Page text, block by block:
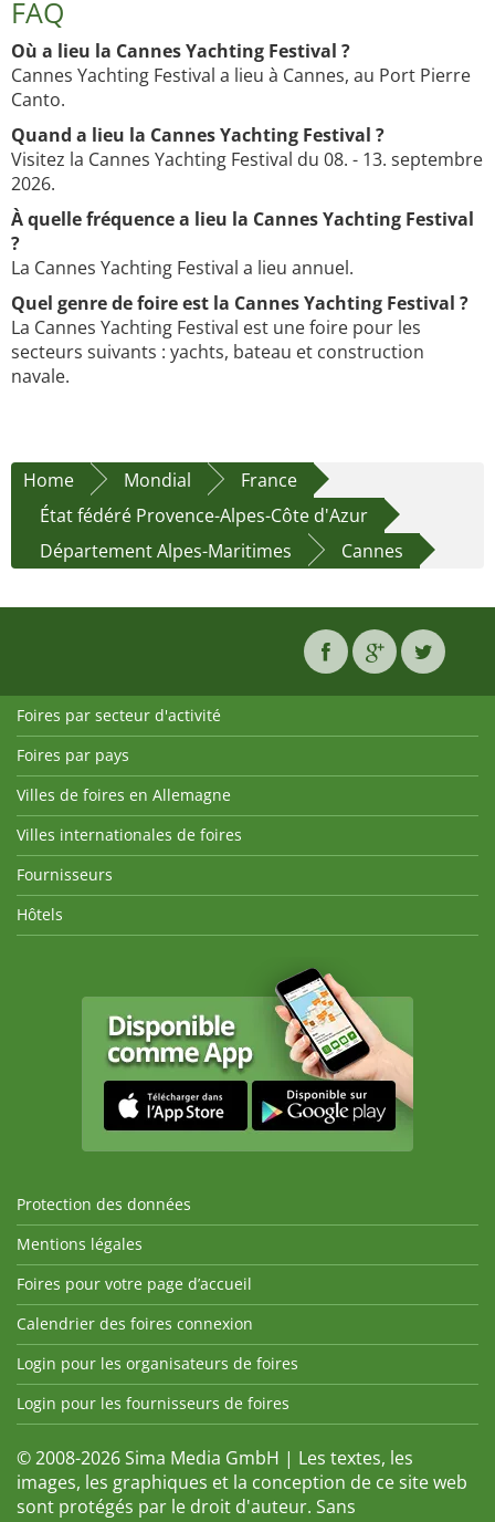
FAQ
Où a lieu la Cannes Yachting Festival ?
Cannes Yachting Festival a lieu à Cannes, au Port Pierre
Canto.
Quand a lieu la Cannes Yachting Festival ?
Visitez la Cannes Yachting Festival du 08. - 13. septembre
2026.
À quelle fréquence a lieu la Cannes Yachting Festival
?
La Cannes Yachting Festival a lieu annuel.
Quel genre de foire est la Cannes Yachting Festival ?
La Cannes Yachting Festival est une foire pour les
secteurs suivants : yachts, bateau et construction
navale.
Home Mondial
France
État fédéré Provence-Alpes-Côte d'Azur
Département Alpes-Maritimes
Cannes
Foires par secteur d'activité
Foires par pays
Villes de foires en Allemagne
Villes internationales de foires
Fournisseurs
Hôtels
Protection des données
Mentions légales
Foires pour votre page d’accueil
Calendrier des foires connexion
Login pour les organisateurs de foires
Login pour les fournisseurs de foires
© 2008-2026 Sima Media GmbH | Les textes, les
images, les graphiques et la conception de ce site web
sont protégés par le droit d'auteur. Sans